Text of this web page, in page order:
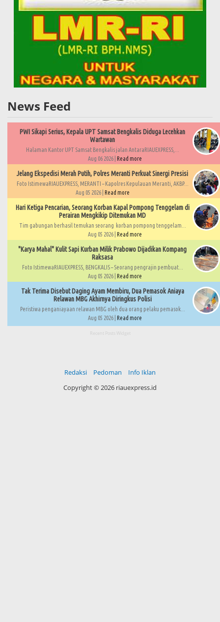
News Feed
PWI Sikapi Serius, Kepala UPT Samsat Bengkalis Diduga Lecehkan
Wartawan
Halaman Kantor UPT Samsat Bengkalis jalan AntaraRIAUEXPRESS,...
Aug 06 2026 | Read more
Jelang Ekspedisi Merah Putih, Polres Meranti Perkuat Sinergi Presisi
Foto IstimewaRIAUEXPRESS, MERANTI – Kapolres Kepulauan Meranti, AKBP...
Aug 05 2026 | Read more
Hari Ketiga Pencarian, Seorang Korban Kapal Pompong Tenggelam di
Perairan Mengkikip Ditemukan MD
Tim gabungan berhasil temukan seorang korban pompong tenggelam...
Aug 05 2026 | Read more
"Karya Mahal" Kulit Sapi Kurban Milik Prabowo Dijadikan Kompang
Raksasa
Foto IstimewaRIAUEXPRESS, BENGKALIS – Seorang pengrajin pembuat...
Aug 05 2026 | Read more
Tak Terima Disebut Daging Ayam Membiru, Dua Pemasok Aniaya
Relawan MBG Akhirnya Diringkus Polisi
Peristiwa penganiayaan relawan MBG oleh dua orang pelaku pemasok...
Aug 05 2026 | Read more
Recent Posts Widget
Redaksi Pedoman
Info Iklan
Copyright © 2026 riauexpress.id